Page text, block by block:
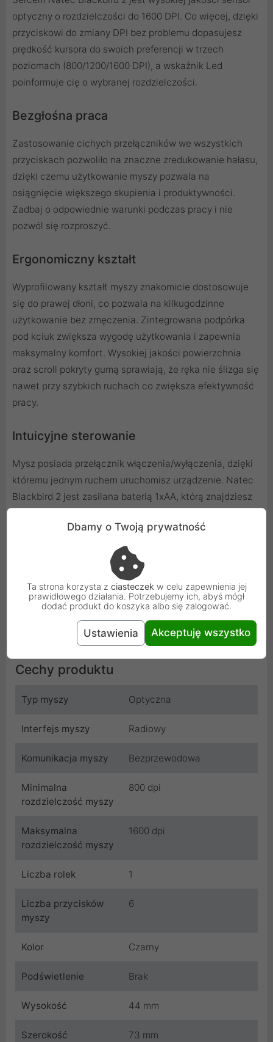
optyczny o rozdzielczości do 1600 DPI. Co więcej, dzięki
przyciskowi do zmiany DPI bez problemu dopasujesz
prędkość kursora do swoich preferencji w trzech
poziomach (800/1200/1600 DPI), a wskaźnik Led
poinformuje cię o wybranej rozdzielczości.
Bezgłośna praca
Zastosowanie cichych przełączników we wszystkich
przyciskach pozwoliło na znaczne zredukowanie hałasu,
dzięki czemu użytkowanie myszy pozwala na
osiągnięcie większego skupienia i produktywności.
Zadbaj o odpowiednie warunki podczas pracy i nie
pozwól się rozproszyć.
Ergonomiczny kształt
Wyprofilowany kształt myszy znakomicie dostosowuje
się do prawej dłoni, co pozwala na kilkugodzinne
użytkowanie bez zmęczenia. Zintegrowana podpórka
pod kciuk zwiększa wygodę użytkowania i zapewnia
maksymalny komfort. Wysokiej jakości powierzchnia
oraz scroll pokryty gumą sprawiają, że ręka nie ślizga się
nawet przy szybkich ruchach co zwiększa efektywność
pracy.
Intuicyjne sterowanie
Mysz posiada przełącznik włączenia/wyłączenia, dzięki
któremu jednym ruchem uruchomisz urządzenie. Natec
Blackbird 2 jest zasilana baterią 1xAA, którą znajdziesz
Cechy produktu
Typ myszy Optyczna
Interfejs myszy Radiowy
Komunikacja myszy Bezprzewodowa
Minimalna
rozdzielczość myszy
800 dpi
Maksymalna
rozdzielczość myszy
1600 dpi
Liczba rolek 1
Liczba przycisków
myszy
6
Kolor Czarny
Podświetlenie Brak
Wysokość 44 mm
Szerokość 73 mm
Dbamy o Twoją prywatność
Ta strona korzysta z ciasteczek w celu zapewnienia jej
prawidłowego działania. Potrzebujemy ich, abyś mógł
dodać produkt do koszyka albo się zalogować.
Ustawienia Akceptuję wszystko